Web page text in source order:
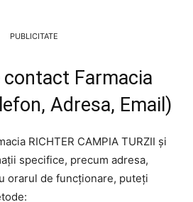
PUBLICITATE
Farmacia
Adresa, Email)
RICHTER CAMPIA TURZII și
specifice, precum adresa,
orarul de funcționare, puteți